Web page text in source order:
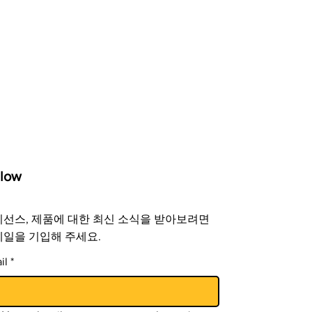
선스, 제품에 대한 최신 소식을 받아보려면
일을 기입해 주세요.
*